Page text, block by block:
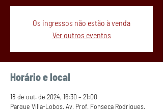
Os ingressos não estão à venda
Ver outros eventos
Horário e local
18 de out. de 2024, 16:30 – 21:00
Parque Villa-Lobos, Av. Prof. Fonseca Rodrigues,